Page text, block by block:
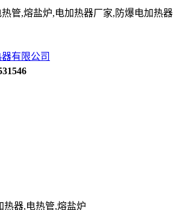
管,熔盐炉,电加热器厂家,防爆电加热器
有限公司